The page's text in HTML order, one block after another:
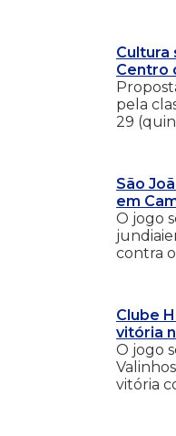
Cultura
Centro
pela
29
São
em
O jogo
contra
Clube
vitória
O jogo
vitória